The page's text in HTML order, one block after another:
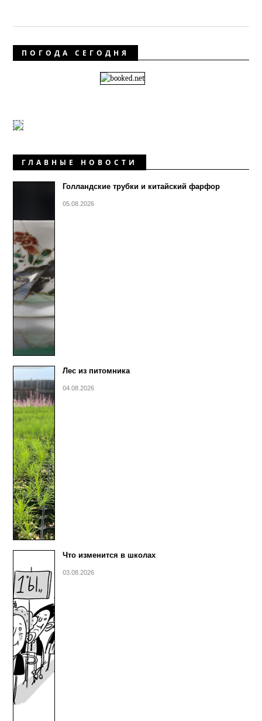
ПОГОДА СЕГОДНЯ
ГЛАВНЫЕ НОВОСТИ
Голландские трубки и китайский фарфор
05.08.2026
Лес из питомника
04.08.2026
Что изменится в школах
03.08.2026